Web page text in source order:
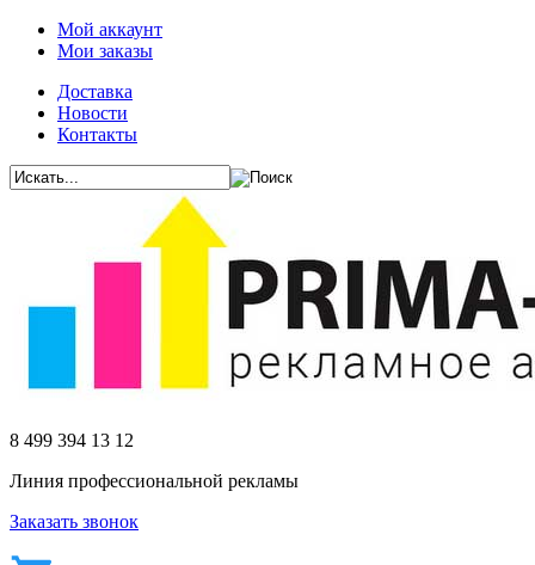
Мой аккаунт
Мои заказы
Доставка
Новости
Контакты
8 499 394 13 12
Линия профессиональной рекламы
Заказать звонок